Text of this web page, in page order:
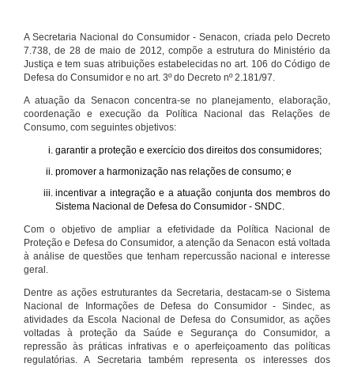
A Secretaria Nacional do Consumidor - Senacon, criada pelo Decreto
7.738, de 28 de maio de 2012, compõe a estrutura do Ministério da
Justiça e tem suas atribuições estabelecidas no art. 106 do Código de
Defesa do Consumidor e no art. 3º do Decreto nº 2.181/97.
A atuação da Senacon concentra-se no planejamento, elaboração,
coordenação e execução da Política Nacional das Relações de
Consumo, com seguintes objetivos:
garantir a proteção e exercício dos direitos dos consumidores;
promover a harmonização nas relações de consumo; e
incentivar a integração e a atuação conjunta dos membros do
Sistema Nacional de Defesa do Consumidor - SNDC.
Com o objetivo de ampliar a efetividade da Política Nacional de
Proteção e Defesa do Consumidor, a atenção da Senacon está voltada
à análise de questões que tenham repercussão nacional e interesse
geral.
Dentre as ações estruturantes da Secretaria, destacam-se o Sistema
Nacional de Informações de Defesa do Consumidor - Sindec, as
atividades da Escola Nacional de Defesa do Consumidor, as ações
voltadas à proteção da Saúde e Segurança do Consumidor, a
repressão às práticas infrativas e o aperfeiçoamento das políticas
regulatórias. A Secretaria também representa os interesses dos